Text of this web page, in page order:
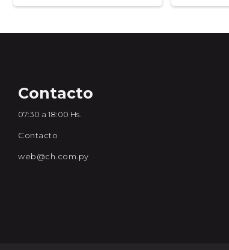
Contacto
07:30 a 18:00 Hs.
Contacto
web@ch.com.py